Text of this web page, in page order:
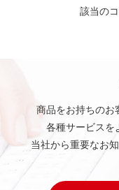
該当の
商品をお持ちのお
各種サービスを
当社から重要なお